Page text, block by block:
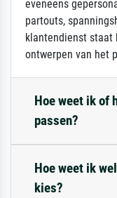
eveneens
partouts,
klantendienst staat
ontwerpen van het
Hoe weet ik of
passen?
Hoe weet ik
kies?